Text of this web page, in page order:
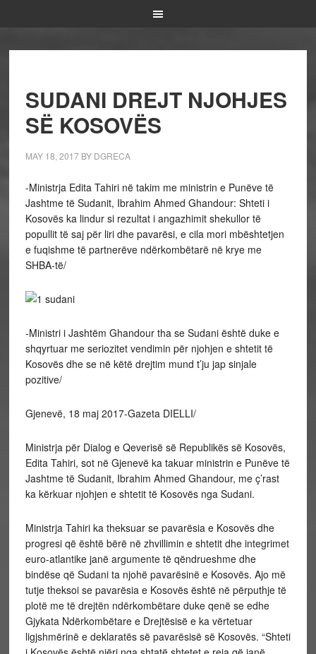
SUDANI DREJT NJOHJES
SË KOSOVËS
MAY 18, 2017BY DGRECA
-Ministrja Edita Tahiri në takim me ministrin e Punëve të
Jashtme të Sudanit, Ibrahim Ahmed Ghandour: Shteti i
Kosovës ka lindur si rezultat i angazhimit shekullor të
popullit të saj për liri dhe pavarësi, e cila mori mbështetjen
e fuqishme të partnerëve ndërkombëtarë në krye me
SHBA-të/
-Ministri i Jashtëm Ghandour tha se Sudani është duke e
shqyrtuar me seriozitet vendimin për njohjen e shtetit të
Kosovës dhe se në këtë drejtim mund t’ju jap sinjale
pozitive/
Gjenevë, 18 maj 2017-Gazeta DIELLI/
Ministrja për Dialog e Qeverisë së Republikës së Kosovës,
Edita Tahiri, sot në Gjenevë ka takuar ministrin e Punëve të
Jashtme të Sudanit, Ibrahim Ahmed Ghandour, me ç’rast
ka kërkuar njohjen e shtetit të Kosovës nga Sudani.
Ministrja Tahiri ka theksuar se pavarësia e Kosovës dhe
progresi që është bërë në zhvillimin e shtetit dhe integrimet
euro-atlantike janë argumente të qëndrueshme dhe
bindëse që Sudani ta njohë pavarësinë e Kosovës. Ajo më
tutje theksoi se pavarësia e Kosovës është në përputhje të
plotë me të drejtën ndërkombëtare duke qenë se edhe
Gjykata Ndërkombëtare e Drejtësisë e ka vërtetuar
ligjshmërinë e deklaratës së pavarësisë së Kosovës. “Shteti